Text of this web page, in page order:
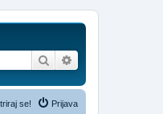
Iskanje
Prijava
se!